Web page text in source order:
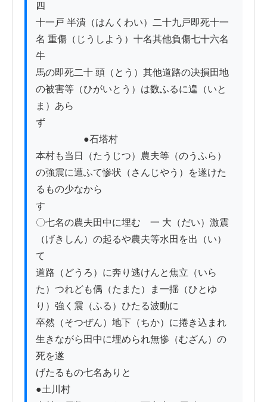
四
十一戸 半潰（はんくわい）二十九戸即死十一
名 重傷（じうしよう）十名其他負傷七十六名
牛
馬の即死二十 頭（とう）其他道路の决損田地
の被害等（ひがいとう）は数ふるに遑（いと
ま）あら
ず
●石塔村
本村も当日（たうじつ）農夫等（のうふら）
の強震に遭ふて惨状（さんじやう）を遂けた
るもの少なから
す
〇七名の農夫田中に埋む　一 大（だい）激震
（げきしん）の起るや農夫等水田を出（い）
て
道路（どうろ）に奔り逃けんと焦立（いら
た）つれども偶（たまた）ま一揺（ひとゆ
り）強く震（ふる）ひたる波動に
卒然（そつぜん）地下（ちか）に捲き込まれ
生きながら田中に埋められ無惨（むざん）の
死を遂
げたるもの七名ありと
●土川村